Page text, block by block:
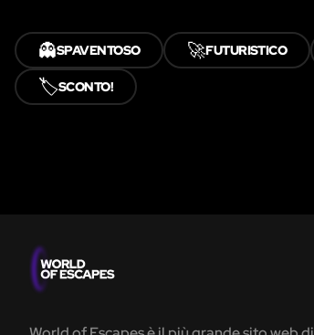
👻SPAVENTOSO 🚀FUTURISTICO
🏷️SCONTO!